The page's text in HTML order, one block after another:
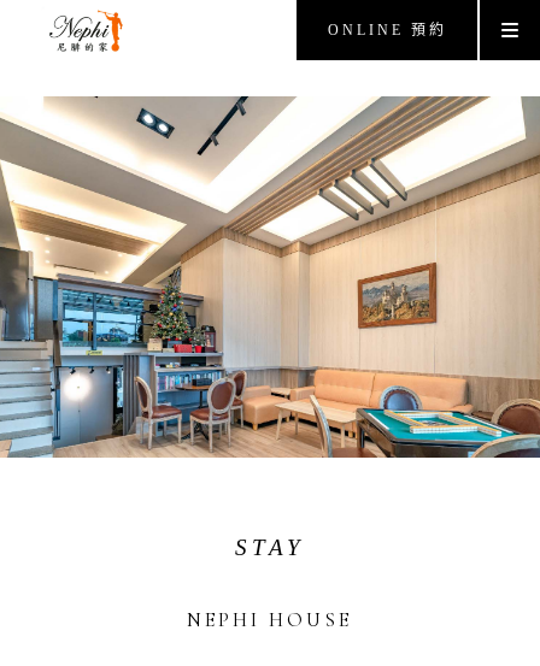
ONLINE 預約
STAY
NEPHI HOUSE